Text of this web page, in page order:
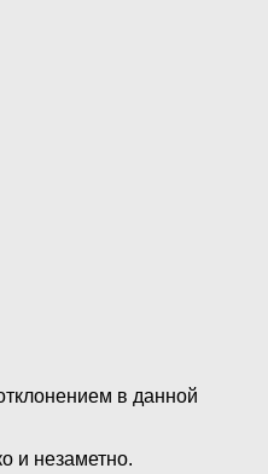
в данной
и незаметно.